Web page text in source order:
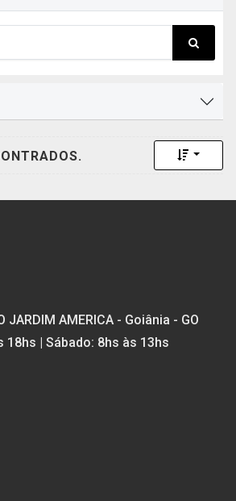
Toggle
JARDIM AMERICA - Goiânia - GO
18hs | Sábado: 8hs às 13hs